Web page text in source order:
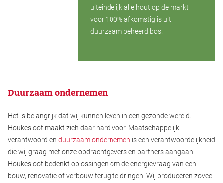
uiteindelijk alle hout op de markt
voor 100% afkomstig is uit
duurzaam beheerd bos.
Duurzaam ondernemen
Het is belangrijk dat wij kunnen leven in een gezonde wereld.
Houkesloot maakt zich daar hard voor. Maatschappelijk
verantwoord en duurzaam ondernemen is een verantwoordelijkheid
die wij graag met onze opdrachtgevers en partners aangaan.
Houkesloot bedenkt oplossingen om de energievraag van een
bouw, renovatie of verbouw terug te dringen. Wij produceren zoveel